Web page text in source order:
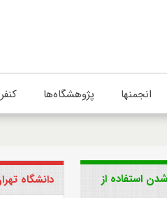
انجمنها پژوهشگاه‌ها
استفاده از
دانشگاه